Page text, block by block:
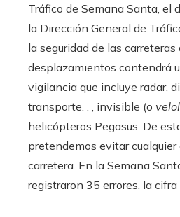
Tráfico de Semana Santa, el
la Dirección General de
la seguridad de las carreteras
desplazamientos contendrá
vigilancia que incluye radar,
transporte. . , invisible (o
helicópteros Pegasus. De
pretendemos evitar
carretera. En la Semana
registraron 35 errores, la